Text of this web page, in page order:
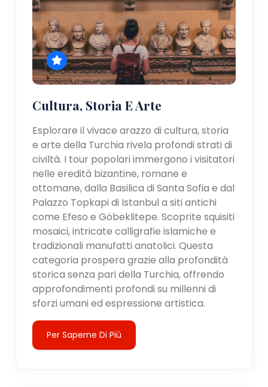
Cultura, Storia E Arte
Esplorare il vivace arazzo di cultura, storia
e arte della Turchia rivela profondi strati di
civiltà. I tour popolari immergono i visitatori
nelle eredità bizantine, romane e
ottomane, dalla Basilica di Santa Sofia e dal
Palazzo Topkapi di Istanbul a siti antichi
come Efeso e Göbeklitepe. Scoprite squisiti
mosaici, intricate calligrafie islamiche e
tradizionali manufatti anatolici. Questa
categoria prospera grazie alla profondità
storica senza pari della Turchia, offrendo
approfondimenti profondi su millenni di
sforzi umani ed espressione artistica.
Per Saperne Di Più